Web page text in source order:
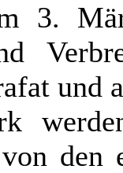
3.
und
den